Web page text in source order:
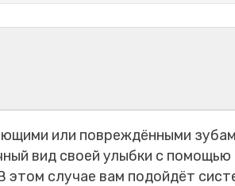
имплантат Все на 6?
Все на 6 в Турции:-
или повреждёнными
вид своей улыбки с помощью
этом случае вам подойдёт